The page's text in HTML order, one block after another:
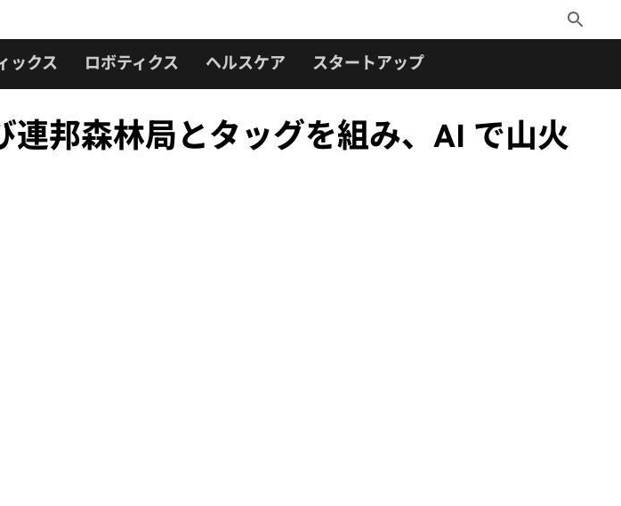
Toggle
Search
ックス ロボティクス ヘルスケア スタートアップ
邦森林局とタッグを組み、AI で山火